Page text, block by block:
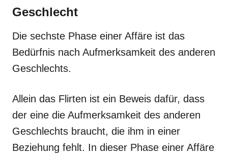
Geschlecht
Die sechste Phase einer Affäre ist das
Bedürfnis nach Aufmerksamkeit des anderen
Geschlechts.
Allein das Flirten ist ein Beweis dafür, dass
der eine die Aufmerksamkeit des anderen
Geschlechts braucht, die ihm in einer
Beziehung fehlt. In dieser Phase einer Affäre